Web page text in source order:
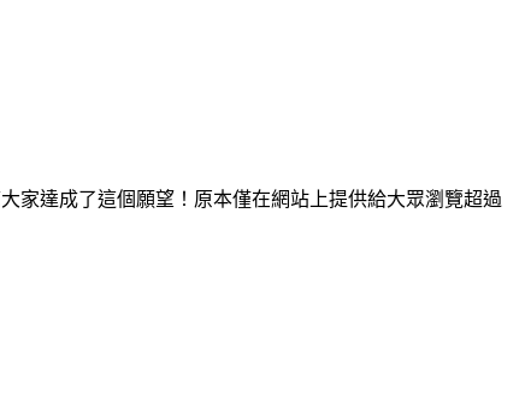
家達成了這個願望！原本僅在網站上提供給大眾瀏覽超過